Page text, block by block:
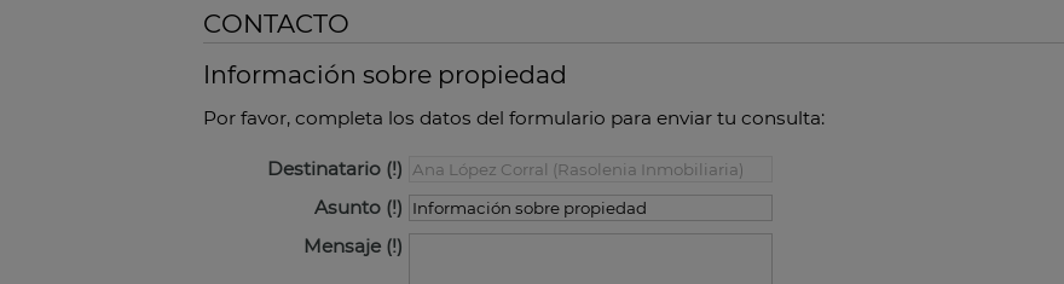
CONTACTO
Información sobre propiedad
Por favor, completa los datos del formulario para enviar tu consulta:
Destinatario
Asunto
Mensaje